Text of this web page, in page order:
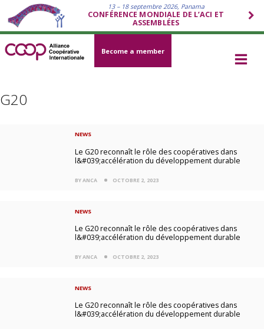
13 – 18 septembre 2026, Panama
CONFÉRENCE MONDIALE DE L’ACI ET
ASSEMBLÉES
Become a member
G20
NEWS
Le G20 reconnaît le rôle des coopératives dans
l&#039;accélération du développement durable
BY ANCA OCTOBRE 2, 2023
NEWS
Le G20 reconnaît le rôle des coopératives dans
l&#039;accélération du développement durable
BY ANCA OCTOBRE 2, 2023
NEWS
Le G20 reconnaît le rôle des coopératives dans
l&#039;accélération du développement durable